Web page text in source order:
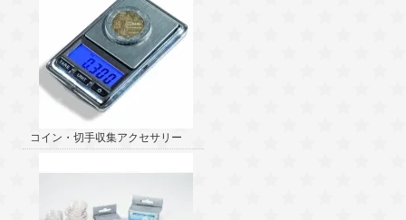
コイン・切手収集アクセサリー